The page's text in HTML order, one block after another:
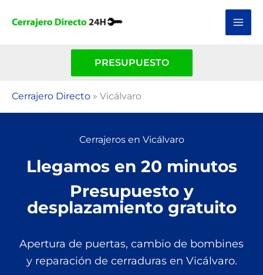
PRESUPUESTO
Cerrajero Directo » Vicálvaro
Cerrajeros en Vicálvaro
Llegamos en 20 minutos
Presupuesto y
desplazamiento gratuito
Apertura de puertas, cambio de bombines
y reparación de cerraduras en Vicálvaro.